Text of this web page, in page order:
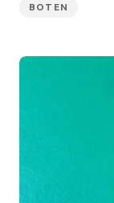
BOTEN